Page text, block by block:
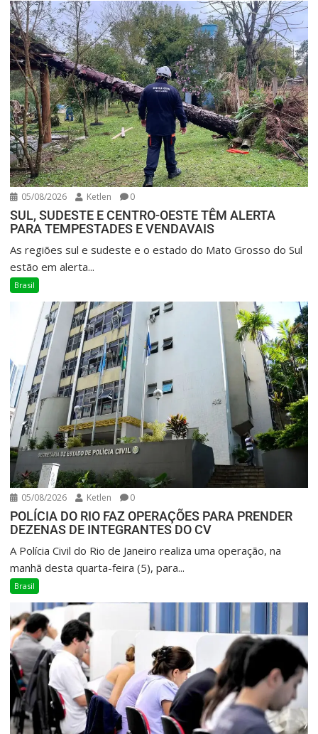
05/08/2026 Ketlen 0
SUL, SUDESTE E CENTRO-OESTE TÊM ALERTA
PARA TEMPESTADES E VENDAVAIS
As regiões sul e sudeste e o estado do Mato Grosso do Sul
estão em alerta...
Brasil
05/08/2026 Ketlen 0
POLÍCIA DO RIO FAZ OPERAÇÕES PARA PRENDER
DEZENAS DE INTEGRANTES DO CV
A Polícia Civil do Rio de Janeiro realiza uma operação, na
manhã desta quarta-feira (5), para...
Brasil